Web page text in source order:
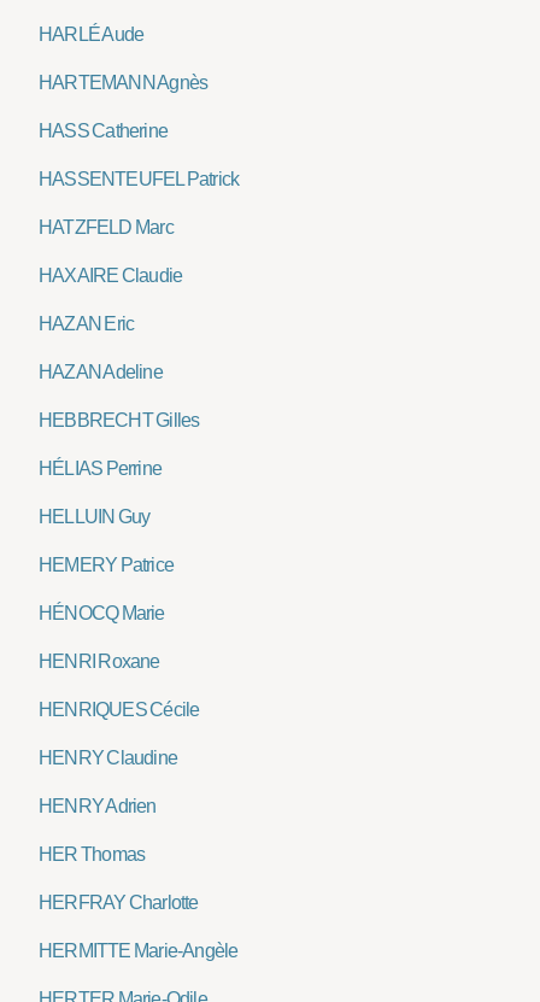
HARLÉ Aude
HARTEMANN Agnès
HASS Catherine
HASSENTEUFEL Patrick
HATZFELD Marc
HAXAIRE Claudie
HAZAN Eric
HAZAN Adeline
HEBBRECHT Gilles
HÉLIAS Perrine
HELLUIN Guy
HEMERY Patrice
HÉNOCQ Marie
HENRI Roxane
HENRIQUES Cécile
HENRY Claudine
HENRY Adrien
HER Thomas
HERFRAY Charlotte
HERMITTE Marie-Angèle